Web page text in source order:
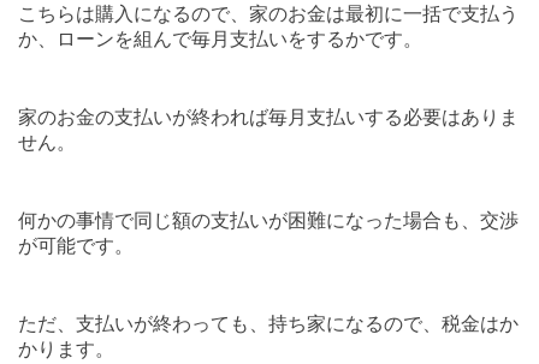
こちらは購入になるので、家のお金は最初に一括で支払う
か、ローンを組んで毎月支払いをするかです。
家のお金の支払いが終われば毎月支払いする必要はありま
せん。
何かの事情で同じ額の支払いが困難になった場合も、交渉
が可能です。
ただ、支払いが終わっても、持ち家になるので、税金はか
かります。